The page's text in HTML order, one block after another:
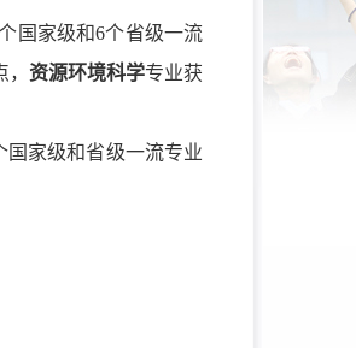
国家级和6个省级一流
资源环境科学专业获
国家级和省级一流专业